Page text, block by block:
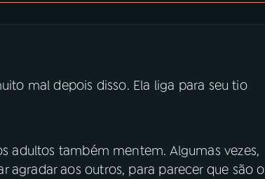
mal depois disso. Ela liga para seu tio
adultos também mentem. Algumas vezes,
agradar aos outros, para parecer que são o